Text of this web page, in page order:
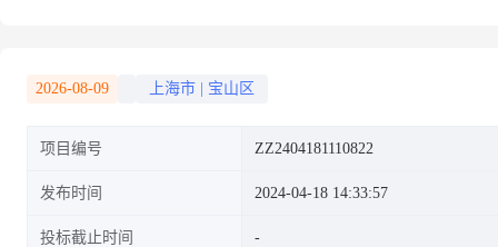
2026-08-09 上海市 宝山区
项目编号 ZZ2404181110822
发布时间 2024-04-18 14:33:57
投标截止时间